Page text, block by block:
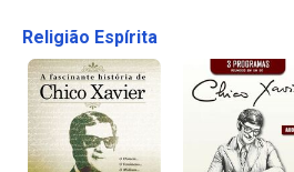
Religião Espírita